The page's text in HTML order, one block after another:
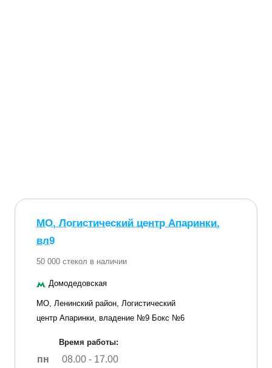
МО, Логистический центр Апаринки,
вл9
50 000 стекол в наличии
Домодедовская
МО, Ленинский район, Логистический
центр Апаринки, владение №9 Бокс №6
Время работы:
пн 08.00 - 17.00